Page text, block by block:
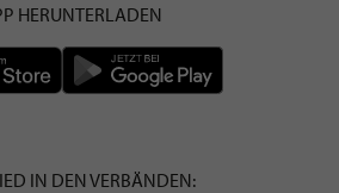
HERUNTERLADEN
IN DEN VERBÄNDEN: